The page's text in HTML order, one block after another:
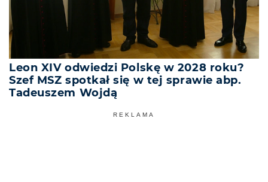
Leon XIV odwiedzi Polskę w 2028 roku?
Szef MSZ spotkał się w tej sprawie abp.
Tadeuszem Wojdą
REKLAMA